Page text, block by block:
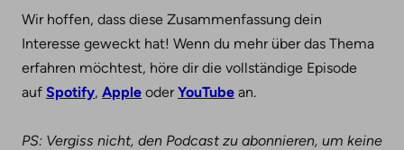
Wir hoffen, dass diese Zusammenfassung dein
Interesse geweckt hat! Wenn du mehr über das Thema
erfahren möchtest, höre dir die vollständige Episode
auf Spotify, Apple oderYouTube an.
PS: Vergiss nicht, den Podcast zu abonnieren, um keine